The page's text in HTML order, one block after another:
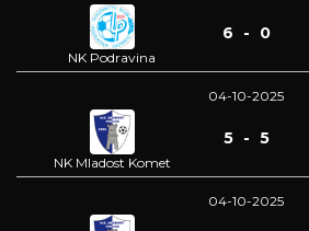
NK Podravina
6 - 0
04-10-2025
NK Mladost Komet
5 - 5
04-10-2025